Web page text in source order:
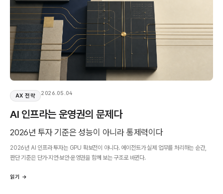
AX 전략 2026.05.04
AI 인프라는 운영권의 문제다
2026년 투자 기준은 성능이 아니라 통제력이다
2026년 AI 인프라 투자는 GPU 확보전이 아니다. 에이전트가 실제 업무를 처리하는 순간,
판단 기준은 단가·지연·보안·운영권을 함께 보는 구조로 바뀐다.
읽기 →